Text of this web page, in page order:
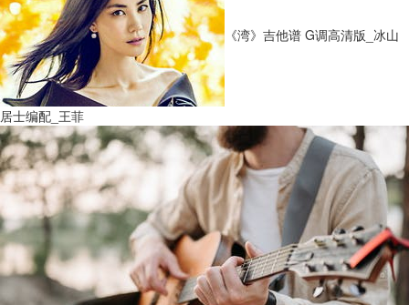
《湾》吉他谱 G调高清版_冰山
居士编配_王菲